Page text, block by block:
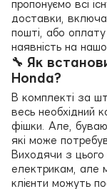
пропонуємо всі
доставки,
пошті, або
наявність на
🔧 Як
Honda?
В комплекті за
весь необхідний
фішки. Але,
які може
Виходячи з
електрикам, але
клієнти можуть